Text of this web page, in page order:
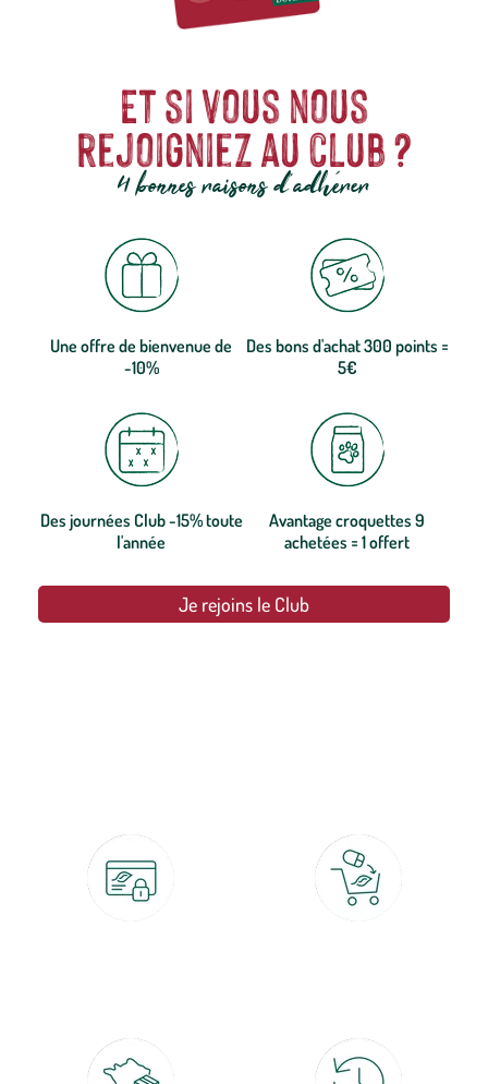
Et si vous nous
rejoigniez au club ?
4 bonnes raisons d'adhérer
Une offre de bienvenue de
-10%
Des bons d'achat 300 points =
5€
Des journées Club -15% toute
l'année
Avantage croquettes 9
achetées = 1 offert
Je rejoins le Club